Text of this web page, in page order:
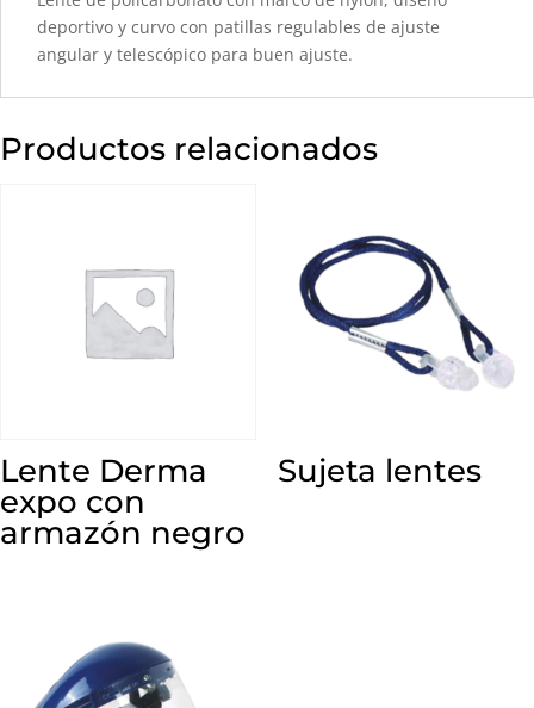
deportivo y curvo con patillas regulables de ajuste
angular y telescópico para buen ajuste.
Productos relacionados
Lente Derma
expo con
armazón negro
Sujeta lentes